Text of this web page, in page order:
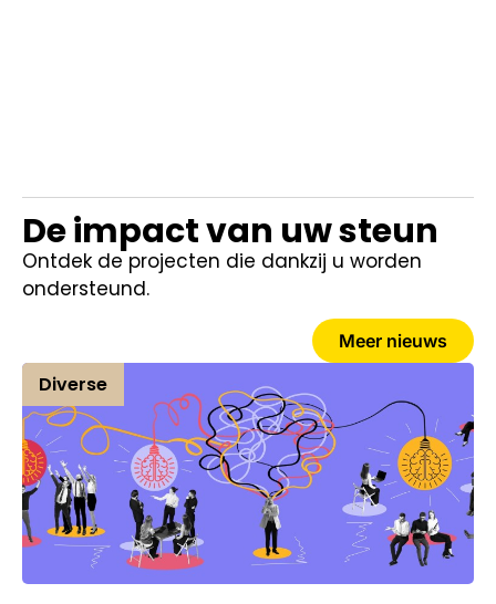
De impact van uw steun
Ontdek de projecten die dankzij u worden
ondersteund.
Meer nieuws
Diverse